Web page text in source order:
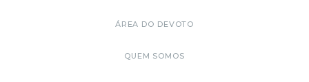
ÁREA DO DEVOTO
QUEM SOMOS